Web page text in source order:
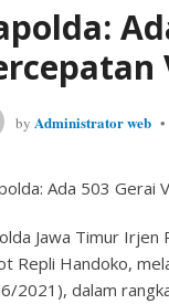
by Administrator web
Ada 503 Gerai
Jawa Timur
Repli Handoko,
2021), dalam